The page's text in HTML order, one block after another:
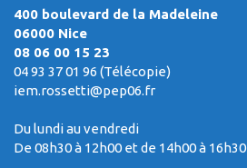
400 boulevard de la Madeleine
06000 Nice
08 06 00 15 23
04 93 37 01 96 (Télécopie)
iem.rossetti@pep06.fr
Du lundi au vendredi
De 08h30 à 12h00 et de 14h00 à 16h30